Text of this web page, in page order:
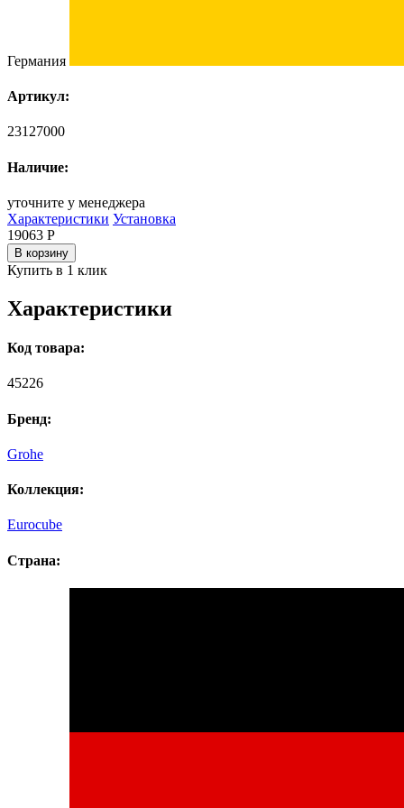
Германия
Артикул:
23127000
Наличие:
уточните у менеджера
Характеристики Установка
19063 Р
В корзину
Купить в 1 клик
Характеристики
Код товара:
45226
Бренд:
Grohe
Коллекция:
Eurocube
Страна: